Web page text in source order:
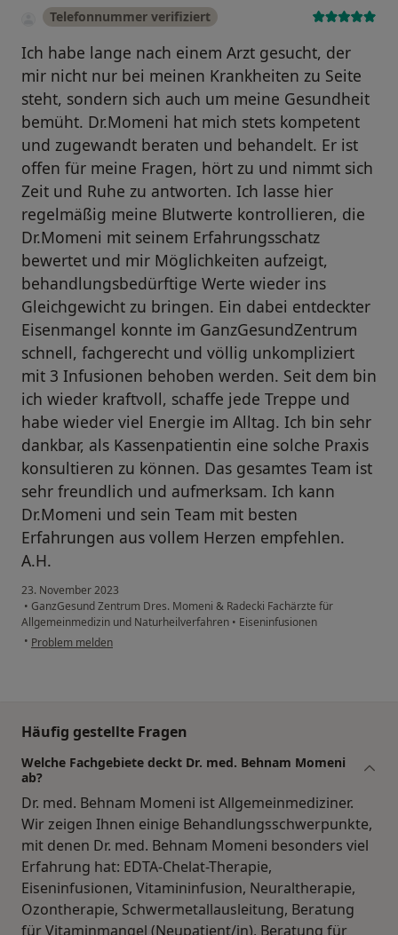
Telefonnummer verifiziert
Ich habe lange nach einem Arzt gesucht, der
mir nicht nur bei meinen Krankheiten zu Seite
steht, sondern sich auch um meine Gesundheit
bemüht. Dr.Momeni hat mich stets kompetent
und zugewandt beraten und behandelt. Er ist
offen für meine Fragen, hört zu und nimmt sich
Zeit und Ruhe zu antworten. Ich lasse hier
regelmäßig meine Blutwerte kontrollieren, die
Dr.Momeni mit seinem Erfahrungsschatz
bewertet und mir Möglichkeiten aufzeigt,
behandlungsbedürftige Werte wieder ins
Gleichgewicht zu bringen. Ein dabei entdeckter
Eisenmangel konnte im GanzGesundZentrum
schnell, fachgerecht und völlig unkompliziert
mit 3 Infusionen behoben werden. Seit dem bin
ich wieder kraftvoll, schaffe jede Treppe und
habe wieder viel Energie im Alltag. Ich bin sehr
dankbar, als Kassenpatientin eine solche Praxis
konsultieren zu können. Das gesamtes Team ist
sehr freundlich und aufmerksam. Ich kann
Dr.Momeni und sein Team mit besten
Erfahrungen aus vollem Herzen empfehlen.
A.H.
23. November 2023
• GanzGesund Zentrum Dres. Momeni & Radecki Fachärzte für
Allgemeinmedizin und Naturheilverfahren • Eiseninfusionen
• Problem melden
Häufig gestellte Fragen
Welche Fachgebiete deckt Dr. med. Behnam Momeni
ab?
Dr. med. Behnam Momeni ist Allgemeinmediziner.
Wir zeigen Ihnen einige Behandlungsschwerpunkte,
mit denen Dr. med. Behnam Momeni besonders viel
Erfahrung hat: EDTA-Chelat-Therapie,
Eiseninfusionen, Vitamininfusion, Neuraltherapie,
Ozontherapie, Schwermetallausleitung, Beratung
für Vitaminmangel (Neupatient/in), Beratung für